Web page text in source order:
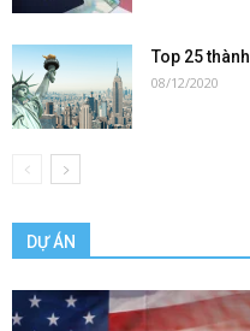
Top 25
08/12/2020
DỰ ÁN